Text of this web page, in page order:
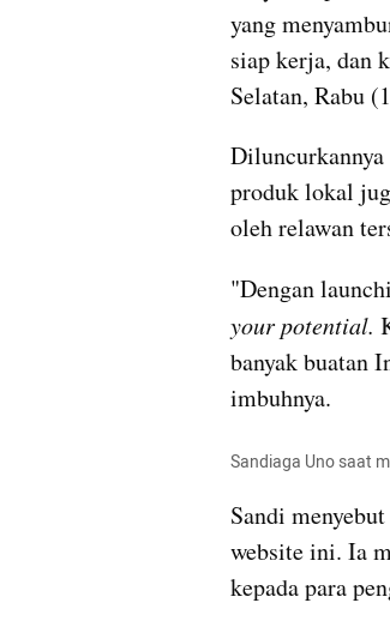
yang
siap kerja, dan
Selatan, Rabu
produk lokal
oleh relawan
"Dengan
your potential.
banyak buatan
imbuhnya.
Sandiaga Uno saat
Sandi
website ini. Ia
kepada para